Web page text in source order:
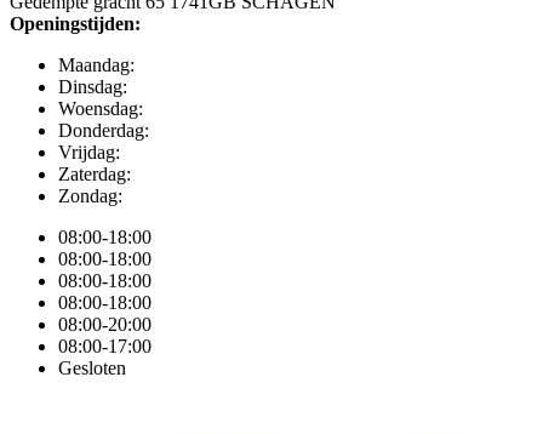
Openingstijden:
Maandag:
Dinsdag:
Woensdag:
Donderdag:
Vrijdag:
Zaterdag:
Zondag:
08:00-18:00
08:00-18:00
08:00-18:00
08:00-18:00
08:00-20:00
08:00-17:00
Gesloten